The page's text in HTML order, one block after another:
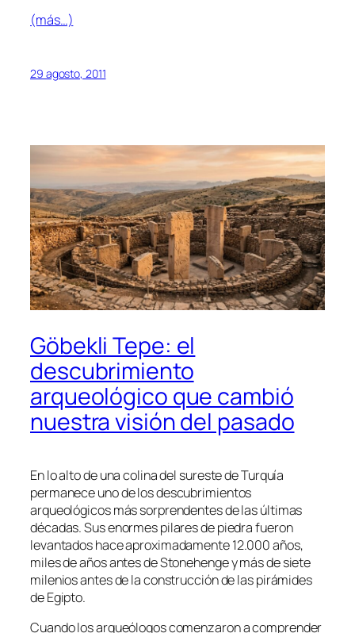
(más…)
29 agosto, 2011
Göbekli Tepe: el
descubrimiento
arqueológico que cambió
nuestra visión del pasado
En lo alto de una colina del sureste de Turquía
permanece uno de los descubrimientos
arqueológicos más sorprendentes de las últimas
décadas. Sus enormes pilares de piedra fueron
levantados hace aproximadamente 12.000 años,
miles de años antes de Stonehenge y más de siete
milenios antes de la construcción de las pirámides
de Egipto.
Cuando los arqueólogos comenzaron a comprender